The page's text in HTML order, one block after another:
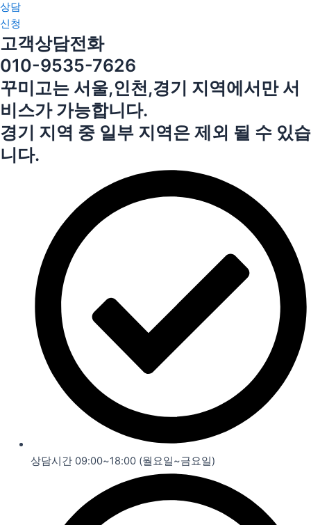
상담
신청
고객상담전화
010-9535-7626
꾸미고는 서울,인천,경기 지역에서만 서
비스가 가능합니다.
경기 지역 중 일부 지역은 제외 될 수 있습
니다.
상담시간 09:00~18:00 (월요일~금요일)